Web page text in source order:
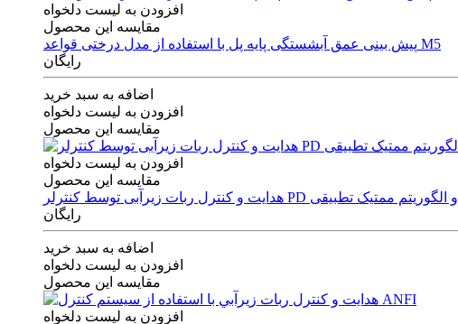
افزودن به لیست دلخواه
مقایسه این محصول
پیش بینی عمق آبشستگی پایه پل با استفاده از مدل درختی قواعد M5
رایگان
اضافه به سبد خرید
افزودن به لیست دلخواه
مقایسه این محصول
افزودن به لیست دلخواه
مقایسه این محصول
هدایت و کنترل ربات زیرآبی توسط کنترلر PD و الگوریتم ممتیک تطبیقی
رایگان
اضافه به سبد خرید
افزودن به لیست دلخواه
مقایسه این محصول
افزودن به لیست دلخواه